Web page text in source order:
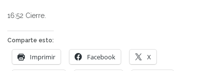
16:52 Cierre.
Comparte esto:
Imprimir Facebook X